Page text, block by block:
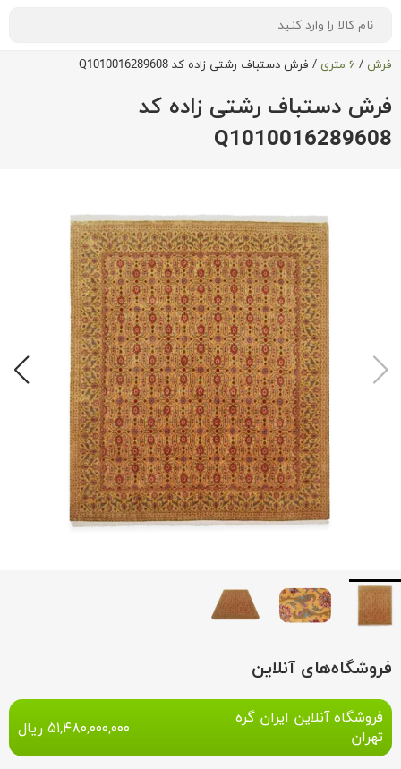
فرش / ۶ متری / فرش دستباف رشتی زاده کد Q1010016289608
فرش دستباف رشتی زاده کد
Q1010016289608
فروشگاه‌های آنلاین
فروشگاه آنلاین ایران گره
تهران
۵۱,۴۸۰,۰۰۰,۰۰۰ ریال